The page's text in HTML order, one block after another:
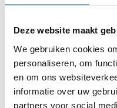
Deze website maakt
We gebruiken cookies
personaliseren, om
en om ons
informatie over uw
partners voor social
Ik heb een vraag
Plan een demo
Free trail